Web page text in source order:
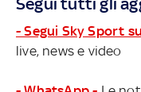
- Segui Sky Sport
live, news e video